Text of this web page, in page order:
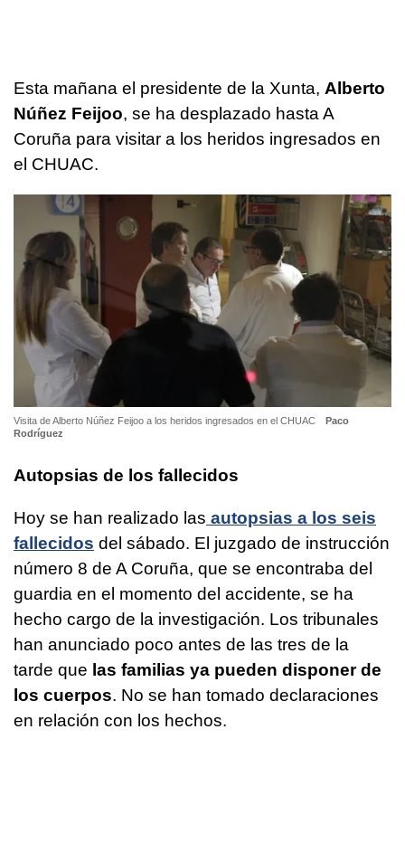
Esta mañana el presidente de la Xunta, Alberto
Núñez Feijoo, se ha desplazado hasta A
Coruña para visitar a los heridos ingresados en
el CHUAC.
Visita de Alberto Núñez Feijoo a los heridos ingresados en el CHUAC
Paco
Rodríguez
Autopsias de los fallecidos
Hoy se han realizado las autopsias a los seis
fallecidos del sábado. El juzgado de instrucción
número 8 de A Coruña, que se encontraba del
guardia en el momento del accidente, se ha
hecho cargo de la investigación. Los tribunales
han anunciado poco antes de las tres de la
tarde que las familias ya pueden disponer de
los cuerpos. No se han tomado declaraciones
en relación con los hechos.